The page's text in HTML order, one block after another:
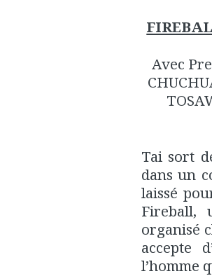
Avec
Tai sort
dans un
laissé
Fireball,
organisé
accepte
l’homme